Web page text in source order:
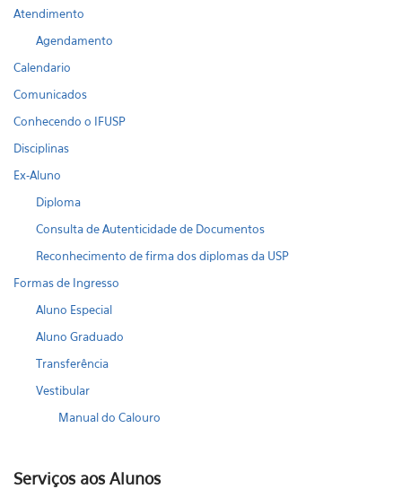
Atendimento
Agendamento
Calendario
Comunicados
Conhecendo o IFUSP
Disciplinas
Ex-Aluno
Diploma
Consulta de Autenticidade de Documentos
Reconhecimento de firma dos diplomas da USP
Formas de Ingresso
Aluno Especial
Aluno Graduado
Transferência
Vestibular
Manual do Calouro
Serviços aos Alunos